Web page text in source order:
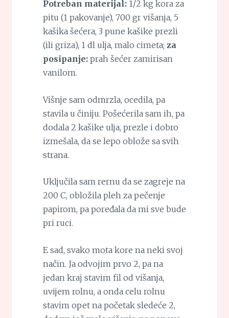
Potreban materijal: 1/2 kg kora za
pitu (1 pakovanje), 700 gr višanja, 5
kašika šećera, 3 pune kašike prezli
(ili griza), 1 dl ulja, malo cimeta; za
posipanje:prah šećer zamirisan
vanilom.
Višnje sam odmrzla, ocedila, pa
stavila u činiju. Pošećerila sam ih, pa
dodala 2 kašike ulja, prezle i dobro
izmešala, da se lepo oblože sa svih
strana.
Uključila sam rernu da se zagreje na
200 C, obložila pleh za pečenje
papirom, pa poređala da mi sve bude
pri ruci.
E sad, svako mota kore na neki svoj
način. Ja odvojim prvo 2, pa na
jedan kraj stavim fil od višanja,
uvijem rolnu, a onda celu rolnu
stavim opet na početak sledeće 2,